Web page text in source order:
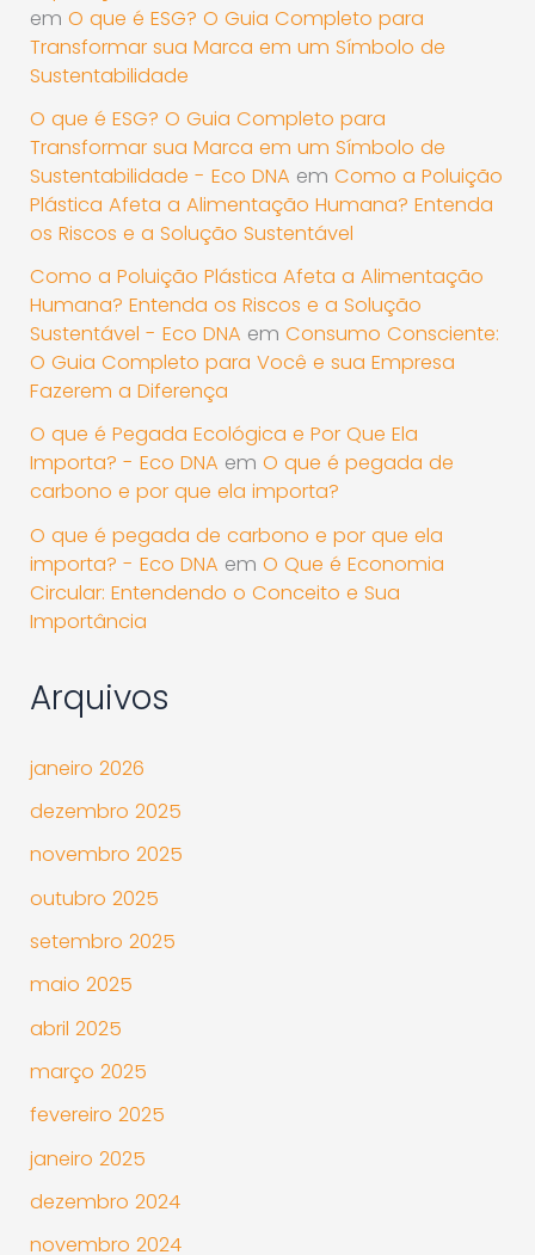
emO que é ESG? O Guia Completo para
Transformar sua Marca em um Símbolo de
Sustentabilidade
O que é ESG? O Guia Completo para
Transformar sua Marca em um Símbolo de
Sustentabilidade - Eco DNA emComo a Poluição
Plástica Afeta a Alimentação Humana? Entenda
os Riscos e a Solução Sustentável
Como a Poluição Plástica Afeta a Alimentação
Humana? Entenda os Riscos e a Solução
Sustentável - Eco DNA emConsumo Consciente:
O Guia Completo para Você e sua Empresa
Fazerem a Diferença
O que é Pegada Ecológica e Por Que Ela
Importa? - Eco DNA emO que é pegada de
carbono e por que ela importa?
O que é pegada de carbono e por que ela
importa? - Eco DNA emO Que é Economia
Circular: Entendendo o Conceito e Sua
Importância
Arquivos
janeiro 2026
dezembro 2025
novembro 2025
outubro 2025
setembro 2025
maio 2025
abril 2025
março 2025
fevereiro 2025
janeiro 2025
dezembro 2024
novembro 2024